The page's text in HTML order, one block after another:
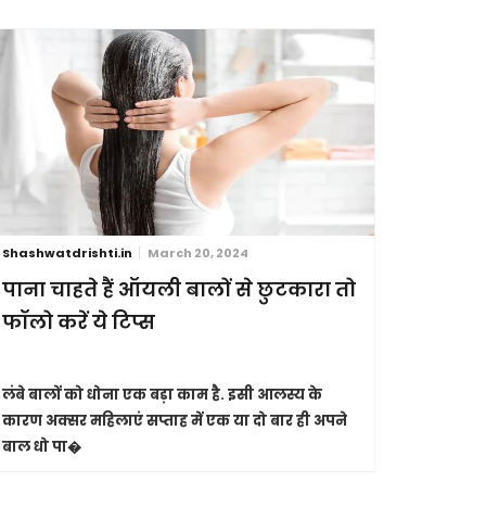
Shashwatdrishti.in March 20, 2024
पाना चाहते हैं ऑयली बालों से छुटकारा तो
फॉलो करें ये टिप्स
लंबे बालों को धोना एक बड़ा काम है. इसी आलस्य के
कारण अक्सर महिलाएं सप्ताह में एक या दो बार ही अपने
बाल धो पा�